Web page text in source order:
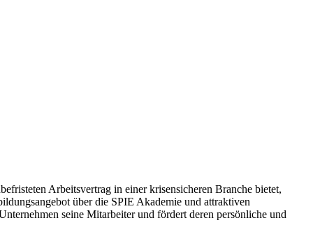
Arbeitsvertrag in einer krisensicheren Branche bietet,
über die SPIE Akademie und attraktiven
seine Mitarbeiter und fördert deren persönliche und